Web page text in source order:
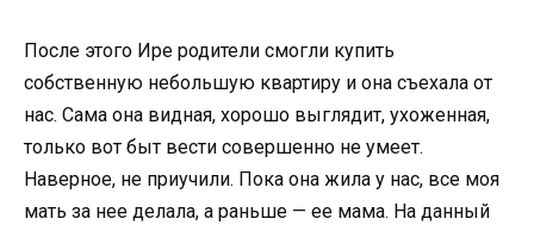
После этого Ире родители смогли купить
собственную небольшую квартиру и она съехала от
нас. Сама она видная, хорошо выглядит, ухоженная,
только вот быт вести совершенно не умеет.
Наверное, не приучили. Пока она жила у нас, все моя
мать за нее делала, а раньше — ее мама. На данный